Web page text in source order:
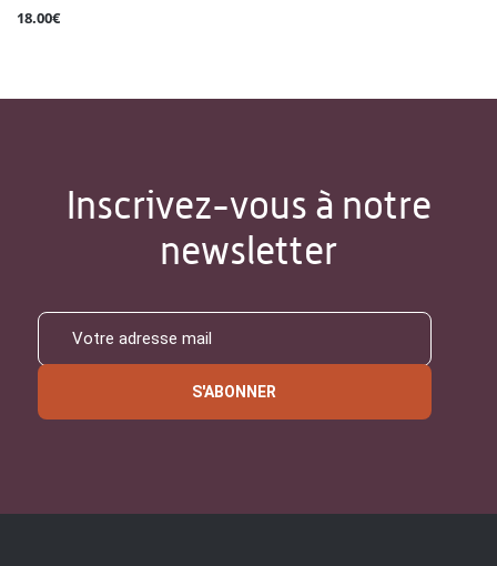
18.00€
Inscrivez-vous à notre
newsletter
S'ABONNER